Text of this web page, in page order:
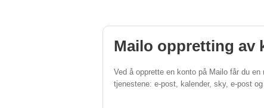
Mailo oppretting av
Ved å opprette en konto på Mailo får du
tjenestene: e-post, kalender, sky, e-post